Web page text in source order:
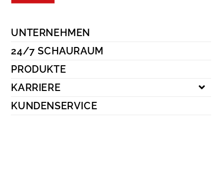
UNTERNEHMEN
24/7 SCHAURAUM
PRODUKTE
KARRIERE
KUNDENSERVICE